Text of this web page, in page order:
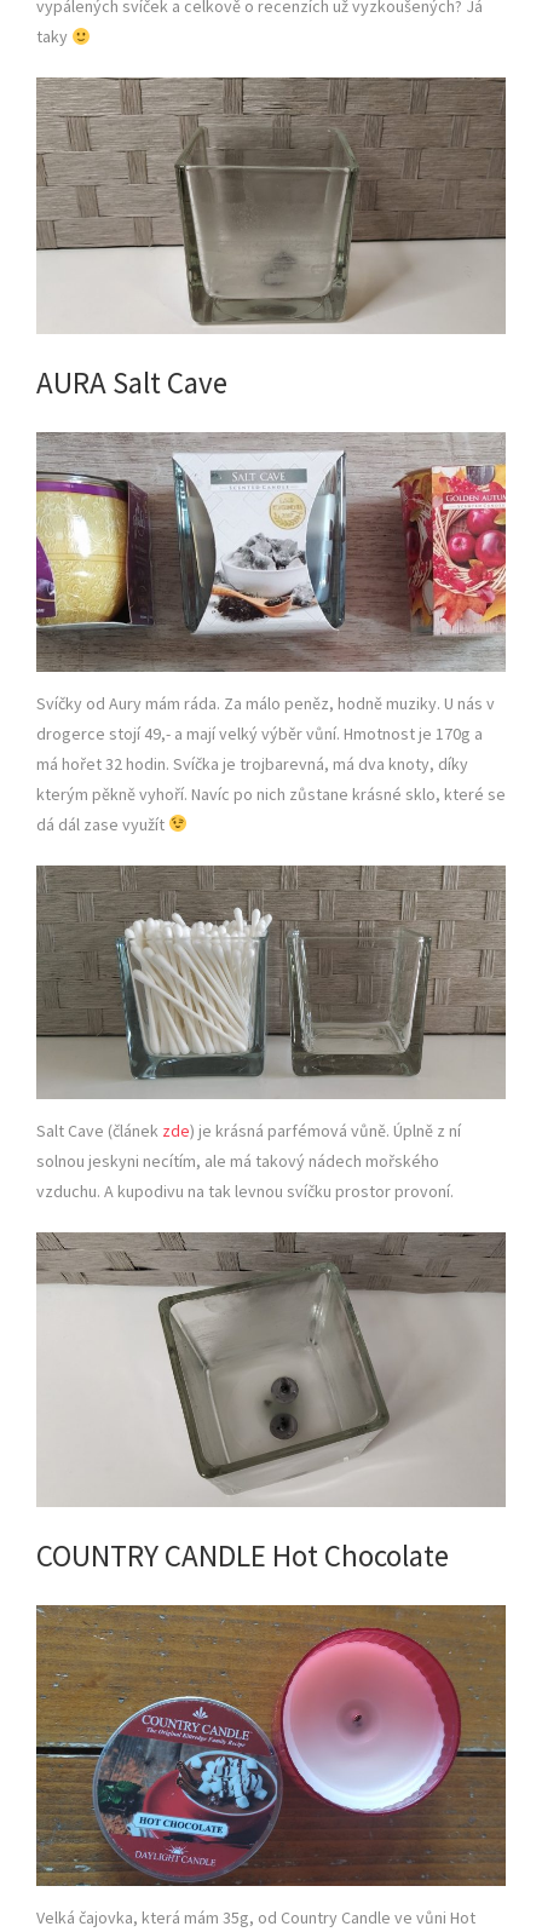
vypálených svíček a celkově o recenzích už vyzkoušených? Já
taky
AURA Salt Cave
Svíčky od Aury mám ráda. Za málo peněz, hodně muziky. U nás v
drogerce stojí 49,- a mají velký výběr vůní. Hmotnost je 170g a
má hořet 32 hodin. Svíčka je trojbarevná, má dva knoty, díky
kterým pěkně vyhoří. Navíc po nich zůstane krásné sklo, které se
dá dál zase využít
Salt Cave (článek zde) je krásná parfémová vůně. Úplně z ní
solnou jeskyni necítím, ale má takový nádech mořského
vzduchu. A kupodivu na tak levnou svíčku prostor provoní.
COUNTRY CANDLE Hot Chocolate
Velká čajovka, která mám 35g, od Country Candle ve vůni Hot